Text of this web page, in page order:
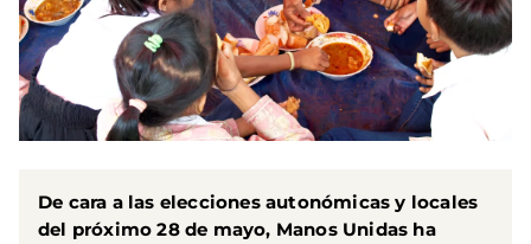
De cara a las elecciones autonómicas y locales
del próximo 28 de mayo, Manos Unidas ha